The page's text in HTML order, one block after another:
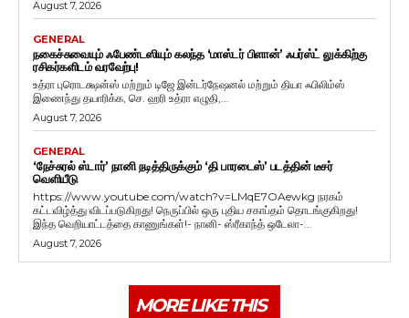
August 7, 2026
GENERAL
நகைச்சுவையும் ஃபேண்டஸியும் கலந்த ‘மாஸ்டர் பிளான்’ ஃபர்ஸ்ட் லுக்கிற்கு
ரசிகர்களிடம் வரவேற்பு!
உத்ரா புரொடக்ஷன்ஸ் மற்றும் டிஜே இன்டர்நேஷனல் மற்றும் தியா ஃபிலிம்ஸ்
இணைந்து தயாரிக்க, செ. ஹரி உத்ரா எழுதி,...
August 7, 2026
GENERAL
‘நேச்சுரல் ஸ்டார்’ நானி நடித்திருக்கும் ‘தி பாரடைஸ்’ படத்தின் டீசர்
வெளியீடு
https://www.youtube.com/watch?v=LMqE7OAewkg நரகம்
கட்டவிழ்த்து விடப்படுகிறது! நெருப்பில் ஒரு புதிய சகாப்தம் தொடங்குகிறது!
இந்த வெறியாட்டத்தை காணுங்கள்!- நானி- ஸ்ரீகாந்த் ஒடேலா-...
August 7, 2026
MORE LIKE THIS